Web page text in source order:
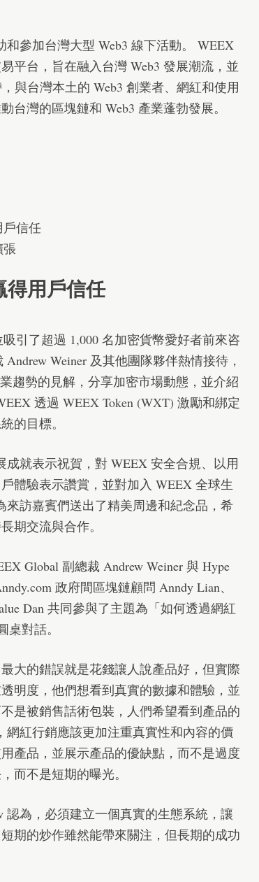
參加台灣大型 Web3 線下活動。 WEEX
平台，旨在融入台灣 Web3 發展潮流，並
與台灣本土的 Web3 創業者、網紅和使用
台灣的區塊鏈和 Web3 產業蓬勃發展。
戶信任
用戶信任
引了超過 1,000 名加密貨幣愛好者前來咨
Weiner 及其他團隊夥伴熱情接待，
趨勢的見解，分享加密市場動態，並介紹
透過 WEEX Token (WXT) 激勵和綁定
的目標。
就表示祝賀，對 WEEX 安全合規、以用
體驗表示讚賞，並對加入 WEEX 全球生
來訪嘉賓們送出了精美周邊和紀念品，希
期交流與合作。
Global 副總裁 Andrew Weiner 與 Hype
政府間區塊鏈顧問 Anndy Lian、
Dan 共同參與了主題為「如何透過網紅
對話。
大的錯誤就是花錢讓人說產品好，但實際
明度，他們想看到真實的數據和體驗，並
是被銷售話術包裝，人們希望看到產品的
網紅行銷應該更加注重真實性和內容的價
產品，並展示產品的優缺點，而不是過度
而不是短期的曝光。
認為，必須建立一個真實的生態系統，讓
期的炒作雖然能帶來關注，但長期的成功